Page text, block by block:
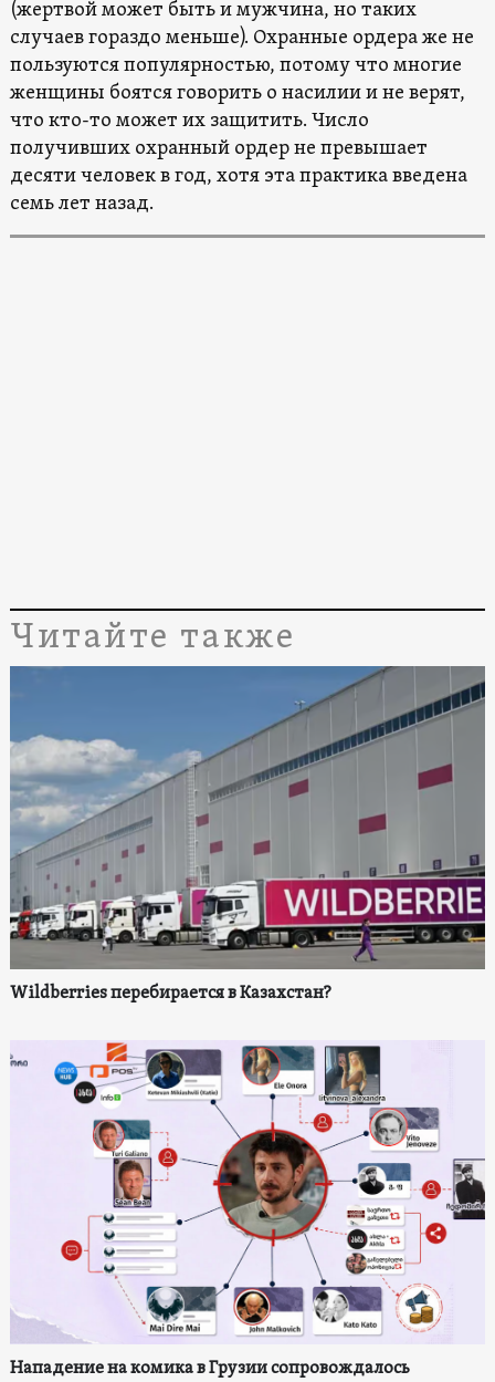
(жертвой может быть и мужчина, но таких
случаев гораздо меньше). Охранные ордера же не
пользуются популярностью, потому что многие
женщины боятся говорить о насилии и не верят,
что кто-то может их защитить. Число
получивших охранный ордер не превышает
десяти человек в год, хотя эта практика введена
семь лет назад.
Читайте также
Wildberries перебирается в Казахстан?
Нападение на комика в Грузии сопровождалось